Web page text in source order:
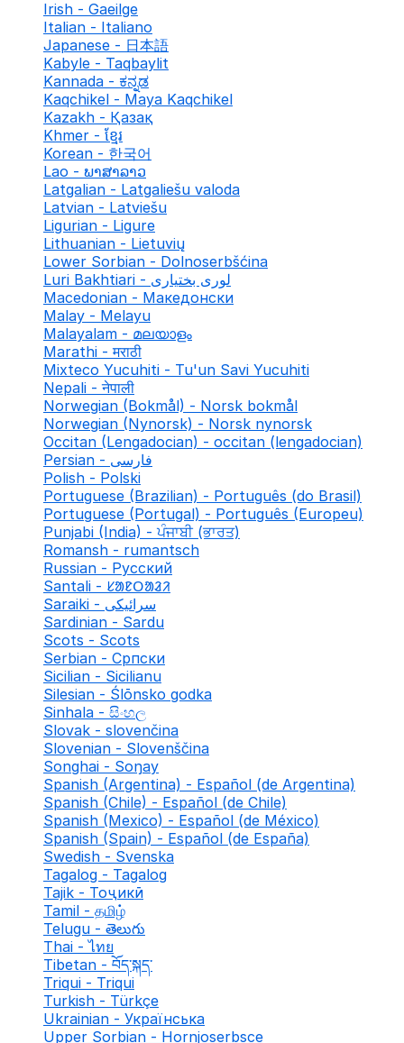
Irish - Gaeilge
Italian - Italiano
Japanese - 日本語
Kabyle - Taqbaylit
Kannada - ಕನ್ನಡ
Kaqchikel - Maya Kaqchikel
Kazakh - Қазақ
Khmer - ខ្មែរ
Korean - 한국어
Lao - ພາສາລາວ
Latgalian - Latgaliešu valoda
Latvian - Latviešu
Ligurian - Ligure
Lithuanian - Lietuvių
Lower Sorbian - Dolnoserbšćina
Luri Bakhtiari - لوری بختیاری
Macedonian - Македонски
Malay - Melayu
Malayalam - മലയാളം
Marathi - मराठी
Mixteco Yucuhiti - Tu'un Savi Yucuhiti
Nepali - नेपाली
Norwegian (Bokmål) - Norsk bokmål
Norwegian (Nynorsk) - Norsk nynorsk
Occitan (Lengadocian) - occitan (lengadocian)
Persian - فارسی
Polish - Polski
Portuguese (Brazilian) - Português (do Brasil)
Portuguese (Portugal) - Português (Europeu)
Punjabi (India) - ਪੰਜਾਬੀ (ਭਾਰਤ)
Romansh - rumantsch
Russian - Русский
Santali - ᱥᱟᱱᱛᱟᱲᱤ
Saraiki - سرائیکی
Sardinian - Sardu
Scots - Scots
Serbian - Српски
Sicilian - Sicilianu
Silesian - Ślōnsko godka
Sinhala - සිංහල
Slovak - slovenčina
Slovenian - Slovenščina
Songhai - Soŋay
Spanish (Argentina) - Español (de Argentina)
Spanish (Chile) - Español (de Chile)
Spanish (Mexico) - Español (de México)
Spanish (Spain) - Español (de España)
Swedish - Svenska
Tagalog - Tagalog
Tajik - Тоҷикӣ
Tamil - தமிழ்
Telugu - తెలుగు
Thai - ไทย
Tibetan - བོད་སྐད་
Triqui - Triqui
Turkish - Türkçe
Ukrainian - Українська
Upper Sorbian - Hornjoserbsce